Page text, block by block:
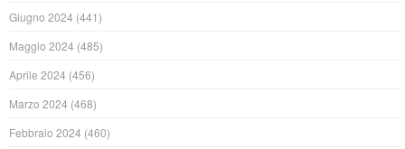
Giugno 2024 (441)
Maggio 2024 (485)
Aprile 2024 (456)
Marzo 2024 (468)
Febbraio 2024 (460)